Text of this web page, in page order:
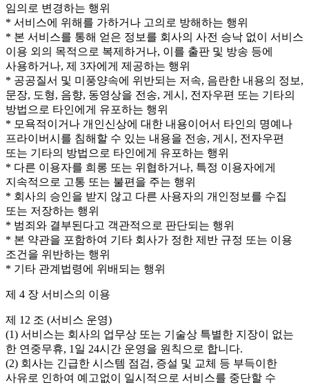
임의로 변경하는 행위
* 서비스에 위해를 가하거나 고의로 방해하는 행위
* 본 서비스를 통해 얻은 정보를 회사의 사전 승낙 없이 서비스
이용 외의 목적으로 복제하거나, 이를 출판 및 방송 등에
사용하거나, 제 3자에게 제공하는 행위
* 공공질서 및 미풍양속에 위반되는 저속, 음란한 내용의 정보,
문장, 도형, 음향, 동영상을 전송, 게시, 전자우편 또는 기타의
방법으로 타인에게 유포하는 행위
* 모욕적이거나 개인신상에 대한 내용이어서 타인의 명예나
프라이버시를 침해할 수 있는 내용을 전송, 게시, 전자우편
또는 기타의 방법으로 타인에게 유포하는 행위
* 다른 이용자를 희롱 또는 위협하거나, 특정 이용자에게
지속적으로 고통 또는 불편을 주는 행위
* 회사의 승인을 받지 않고 다른 사용자의 개인정보를 수집
또는 저장하는 행위
* 범죄와 결부된다고 객관적으로 판단되는 행위
* 본 약관을 포함하여 기타 회사가 정한 제반 규정 또는 이용
조건을 위반하는 행위
* 기타 관계법령에 위배되는 행위
제 4 장 서비스의 이용
제 12 조 (서비스 운영)
(1) 서비스는 회사의 업무상 또는 기술상 특별한 지장이 없는
한 연중무휴, 1일 24시간 운영을 원칙으로 합니다.
(2) 회사는 긴급한 시스템 점검, 증설 및 교체 등 부득이한
사유로 인하여 예고없이 일시적으로 서비스를 중단할 수